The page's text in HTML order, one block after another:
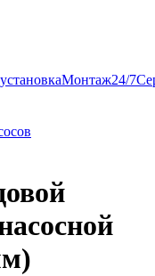
установкаМонтаж24/7